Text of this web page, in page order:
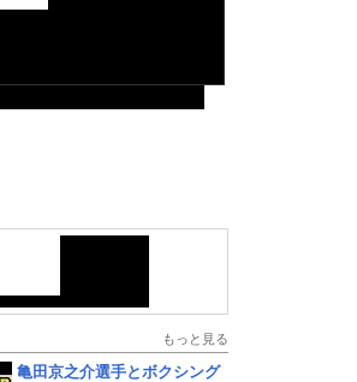
もっと見る
亀田京之介選手とボクシング